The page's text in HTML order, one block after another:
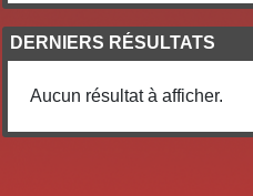
DERNIERS RÉSULTATS
Aucun résultat à afficher.